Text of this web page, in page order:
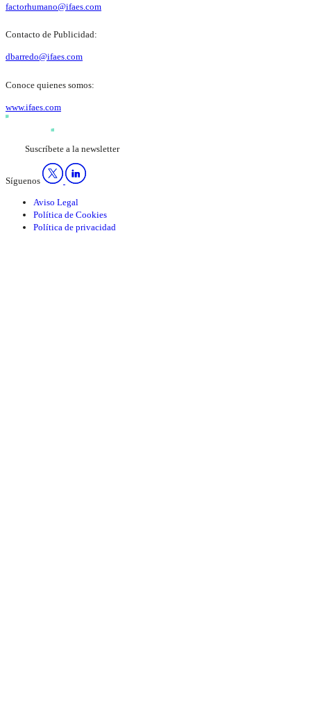
factorhumano@ifaes.com
Contacto de Publicidad:
dbarredo@ifaes.com
Conoce quienes somos:
www.ifaes.com
Suscríbete a la newsletter
Síguenos
Aviso Legal
Política de Cookies
Política de privacidad